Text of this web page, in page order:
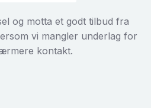
og motta et godt tilbud fra
vi mangler underlag for
kontakt.